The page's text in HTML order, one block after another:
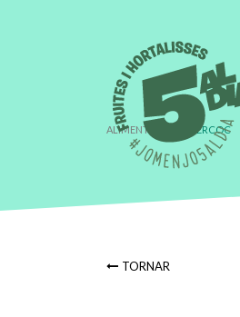
ALIMENT ALBERCOC
TORNAR